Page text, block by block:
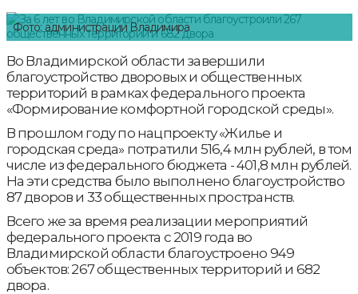
Фото: администрации Владимира
Во Владимирской области завершили
благоустройство дворовых и общественных
территорий в рамках федерального проекта
«Формирование комфортной городской среды».
В прошлом году по нацпроекту «Жилье и
городская среда» потратили 516,4 млн рублей, в том
числе из федерального бюджета - 401,8 млн рублей.
На эти средства было выполнено благоустройство
87 дворов и 33 общественных пространств.
Всего же за время реализации мероприятий
федерального проекта с 2019 года во
Владимирской области благоустроено 949
объектов: 267 общественных территорий и 682
двора.